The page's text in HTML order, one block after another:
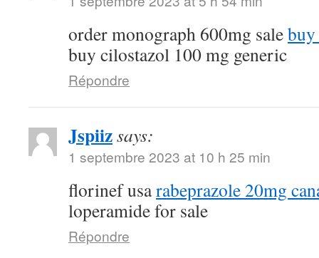
order monograph 600mg sale
buy cilostazol 100 mg generic
Répondre
Jspiizsays:
1 septembre 2023 at 10 h 25 min
florinef usarabeprazole 20mg
loperamide for sale
Répondre